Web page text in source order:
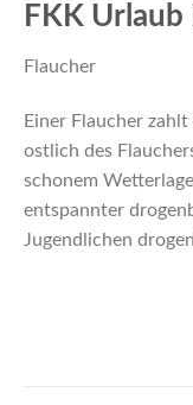
FKK
Flaucher
Einer Flaucher
ostlich des
schonem
entspannter
Jugendlichen